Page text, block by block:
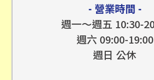
- 營業時間 -
週一～週五 10:30-
週六 09:00-19:00
週日 公休